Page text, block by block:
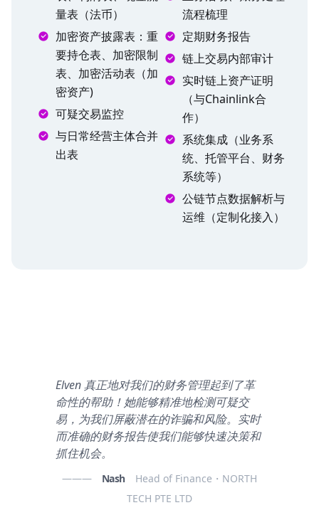
量表（法币）
加密资产披露表：重
要持仓表、加密限制
表、加密活动表（加
密资产)
可疑交易监控
与日常经营主体合并
出表
流程梳理
定期财务报告
链上交易内部审计
实时链上资产证明
（与Chainlink合
作）
系统集成（业务系
统、托管平台、财务
系统等）
公链节点数据解析与
运维（定制化接入）
Elven 真正地对我们的财务管理起到了革
命性的帮助！她能够精准地检测可疑交
易，为我们屏蔽潜在的诈骗和风险。实时
而准确的财务报告使我们能够快速决策和
抓住机会。
——— Nash
Head of Finance・NORTH
TECH PTE LTD